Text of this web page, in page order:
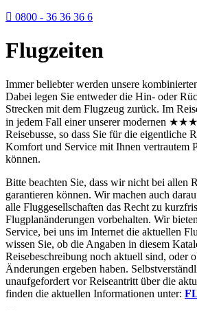
0800 - 36 36 36 6
Flugzeiten
Immer beliebter werden unsere
Dabei legen Sie entweder die Hin- oder
Strecken mit dem Flugzeug zurück. Im
in jedem Fall einer unserer modernen
Reisebusse, so dass Sie für die eigentliche
Komfort und Service mit Ihnen vertrautem
können.
Bitte beachten Sie, dass wir nicht bei allen
garantieren können. Wir machen auch
alle Fluggesellschaften das Recht zu
Flugplanänderungen vorbehalten. Wir
Service, bei uns im Internet die aktuellen
wissen Sie, ob die Angaben in diesem
Reisebeschreibung noch aktuell sind, oder
Änderungen ergeben haben.
unaufgefordert vor Reiseantritt über die
finden die aktuellen Informationen unter: